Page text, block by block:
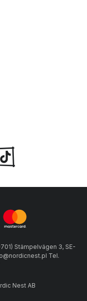
Stämpelvägen 3, SE-
Tel.
Nest AB